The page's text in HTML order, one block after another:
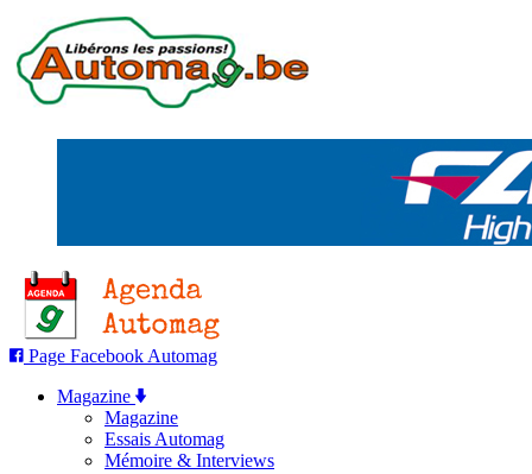
Page Facebook Automag
Magazine
Magazine
Essais Automag
Mémoire & Interviews